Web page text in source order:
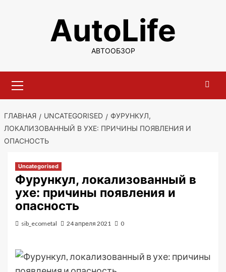
содержимомуAutoLife
АВТООБЗОР
меню
ГЛАВНАЯ UNCATEGORISED
ФУРУНКУЛ,
ЛОКАЛИЗОВАННЫЙ В УХЕ: ПРИЧИНЫ ПОЯВЛЕНИЯ И
ОПАСНОСТЬ
Uncategorised
Фурункул, локализованный в
ухе: причины появления и
опасность
sib_ecometal 24 апреля 2021 0